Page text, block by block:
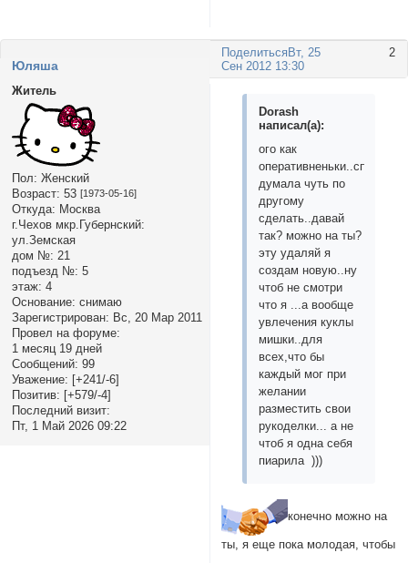
Поделиться 2
Вт, 25
Сен 2012 13:30
Юляша
Житель
Пол: Женский
Возраст: 53 [1973-05-16]
Откуда: Москва
г.Чехов мкр.Губернский:
ул.Земская
дом №: 21
подъезд №: 5
этаж: 4
Основание: снимаю
Зарегистрирован: Вс, 20 Мар 2011
Провел на форуме:
1 месяц 19 дней
Сообщений: 99
Уважение: [+241/-6]
Позитив: [+579/-4]
Последний визит:
Пт, 1 Май 2026 09:22
Dorash
написал(а):
ого как
оперативненьки..спасибо,я
думала чуть по
другому
сделать..давай
так? можно на ты?
эту удаляй я
создам новую..ну
чтоб не смотри
что я ...а вообще
увлечения куклы
мишки..для
всех,что бы
каждый мог при
желании
разместить свои
рукоделки... а не
чтоб я одна себя
пиарила )))
конечно можно на
ты, я еще пока молодая, чтобы